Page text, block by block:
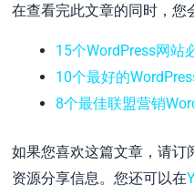
在查看完此文章的同时，您
15个WordPress网站
10个最好的
8个最佳联盟营销
如果您喜欢这篇文章，请订
资源分享信息。您还可以在